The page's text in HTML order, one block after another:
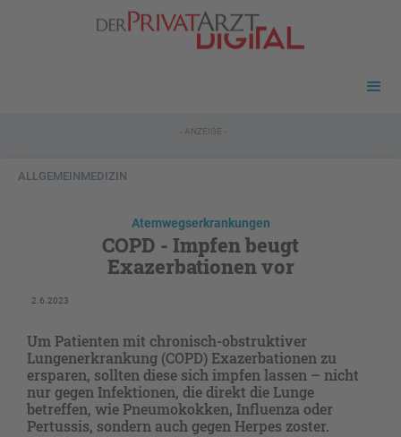
- ANZEIGE -
ALLGEMEINMEDIZIN
Atemwegserkrankungen
COPD - Impfen beugt
Exazerbationen vor
2.6.2023
Um Patienten mit chronisch-obstruktiver
Lungenerkrankung (COPD) Exazerbationen zu
ersparen, sollten diese sich impfen lassen – nicht
nur gegen Infektionen, die direkt die Lunge
betreffen, wie Pneumokokken, Influenza oder
Pertussis, sondern auch gegen Herpes zoster.